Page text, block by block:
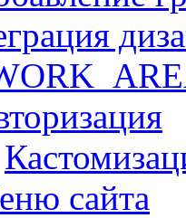
сайта